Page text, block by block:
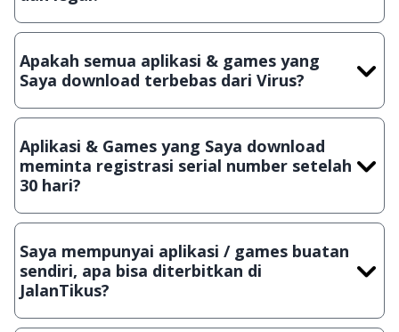
Ya, JalanTikus hanya membagikan aplikasi & games yang
crack, patch atau semacamnya.
Apakah semua aplikasi & games yang
Saya download terbebas dari Virus?
Ya, JalanTikus selalu melakukan scanning dengan 3 jenis
suatu aplikasi atau games, sehingga bisa dijamin 100%
terbebas dari virus.
Aplikasi & Games yang Saya download
meminta registrasi serial number setelah
30 hari?
Meskipun dibagikan secara gratis, namun ada beberapa
hanya bisa digunakan dalam jangka waktu tertentu dan jika
ingin lanjut menggunakannya kamu harus membeli lisensi
aslinya.
Saya mempunyai aplikasi / games buatan
sendiri, apa bisa diterbitkan di
JalanTikus?
Tentu saja bisa. Silahkan kirim email keinfo@jalantikus.com